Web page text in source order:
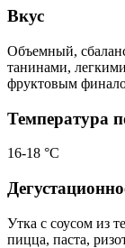
Вкус
Объемный,
танинами,
фруктовым
Температура
16-18 °С
Утка с соусом из
пицца, паста,